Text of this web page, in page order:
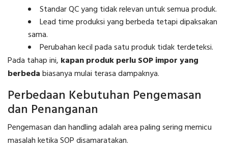
Standar QC yang tidak relevan untuk semua produk.
Lead time produksi yang berbeda tetapi dipaksakan
sama.
Perubahan kecil pada satu produk tidak terdeteksi.
Pada tahap ini, kapan produk perlu SOP impor yang
berbedabiasanya mulai terasa dampaknya.
Perbedaan Kebutuhan Pengemasan
dan Penanganan
Pengemasan dan handling adalah area paling sering memicu
masalah ketika SOP disamaratakan.